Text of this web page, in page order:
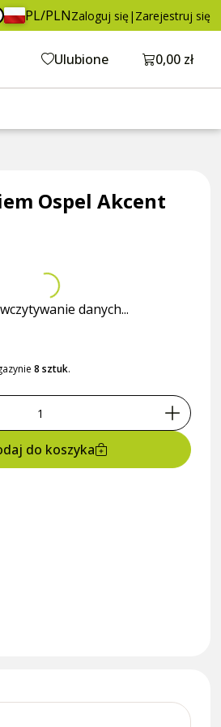
PL/PLNZaloguj się | Zarejestruj się
Ulubione Otwórz
0,00 zł
brutto / szt. Dodaj do koszyka
Ospel Akcent
danych...
8 sztuk.
do koszyka